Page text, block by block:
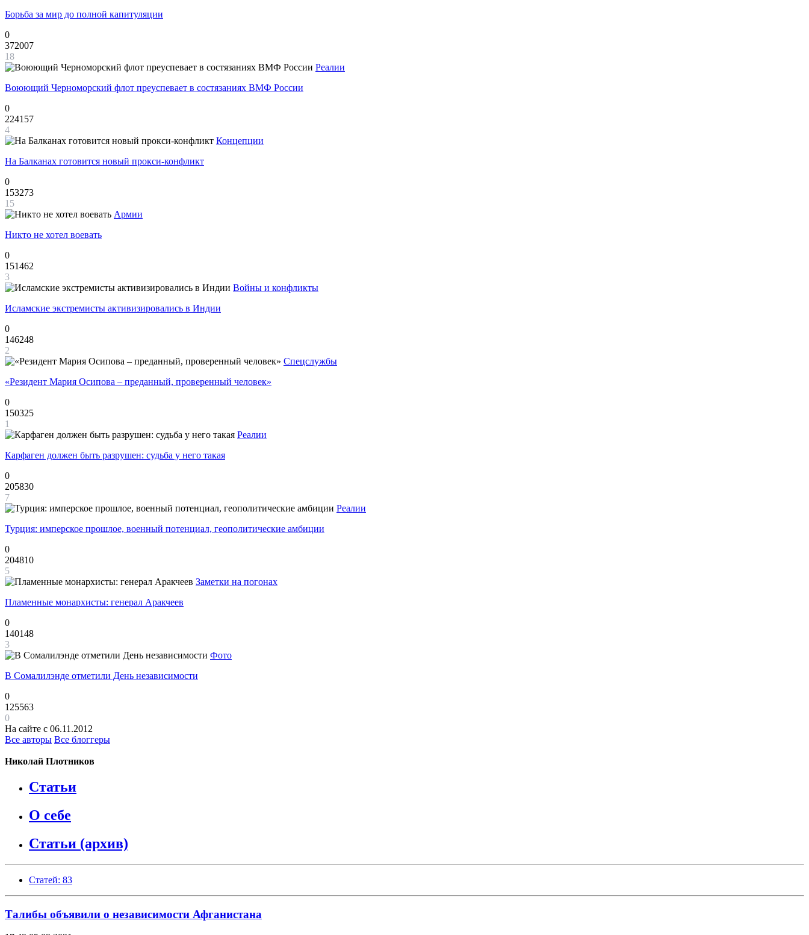
Борьба за мир до полной капитуляции
0
372007
18
Реалии
Воюющий Черноморский флот преуспевает в состязаниях ВМФ России
0
224157
4
Концепции
На Балканах готовится новый прокси-конфликт
0
153273
15
Армии
Никто не хотел воевать
0
151462
3
Войны и конфликты
Исламские экстремисты активизировались в Индии
0
146248
2
Спецслужбы
«Резидент Мария Осипова – преданный, проверенный человек»
0
150325
1
Реалии
Карфаген должен быть разрушен: судьба у него такая
0
205830
7
Реалии
Турция: имперское прошлое, военный потенциал, геополитические амбиции
0
204810
5
Заметки на погонах
Пламенные монархисты: генерал Аракчеев
0
140148
3
Фото
В Сомалилэнде отметили День независимости
0
125563
0
На сайте с 06.11.2012
Все авторы Все блоггеры
Николай Плотников
Статьи
О себе
Статьи (архив)
Статей: 83
Талибы объявили о независимости Афганистана